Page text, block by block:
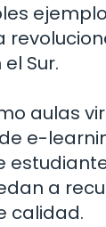
Sur.
aulas
e-
a
calidad.